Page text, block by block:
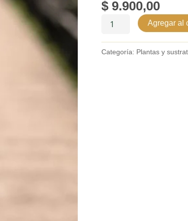
$ 9.900,00
Agregar al
Categoría: Plantas y